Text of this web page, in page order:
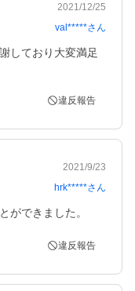
2021/12/25
val*****さん
しており大変満足
違反報告
2021/9/23
hrk*****さん
ができました。
違反報告